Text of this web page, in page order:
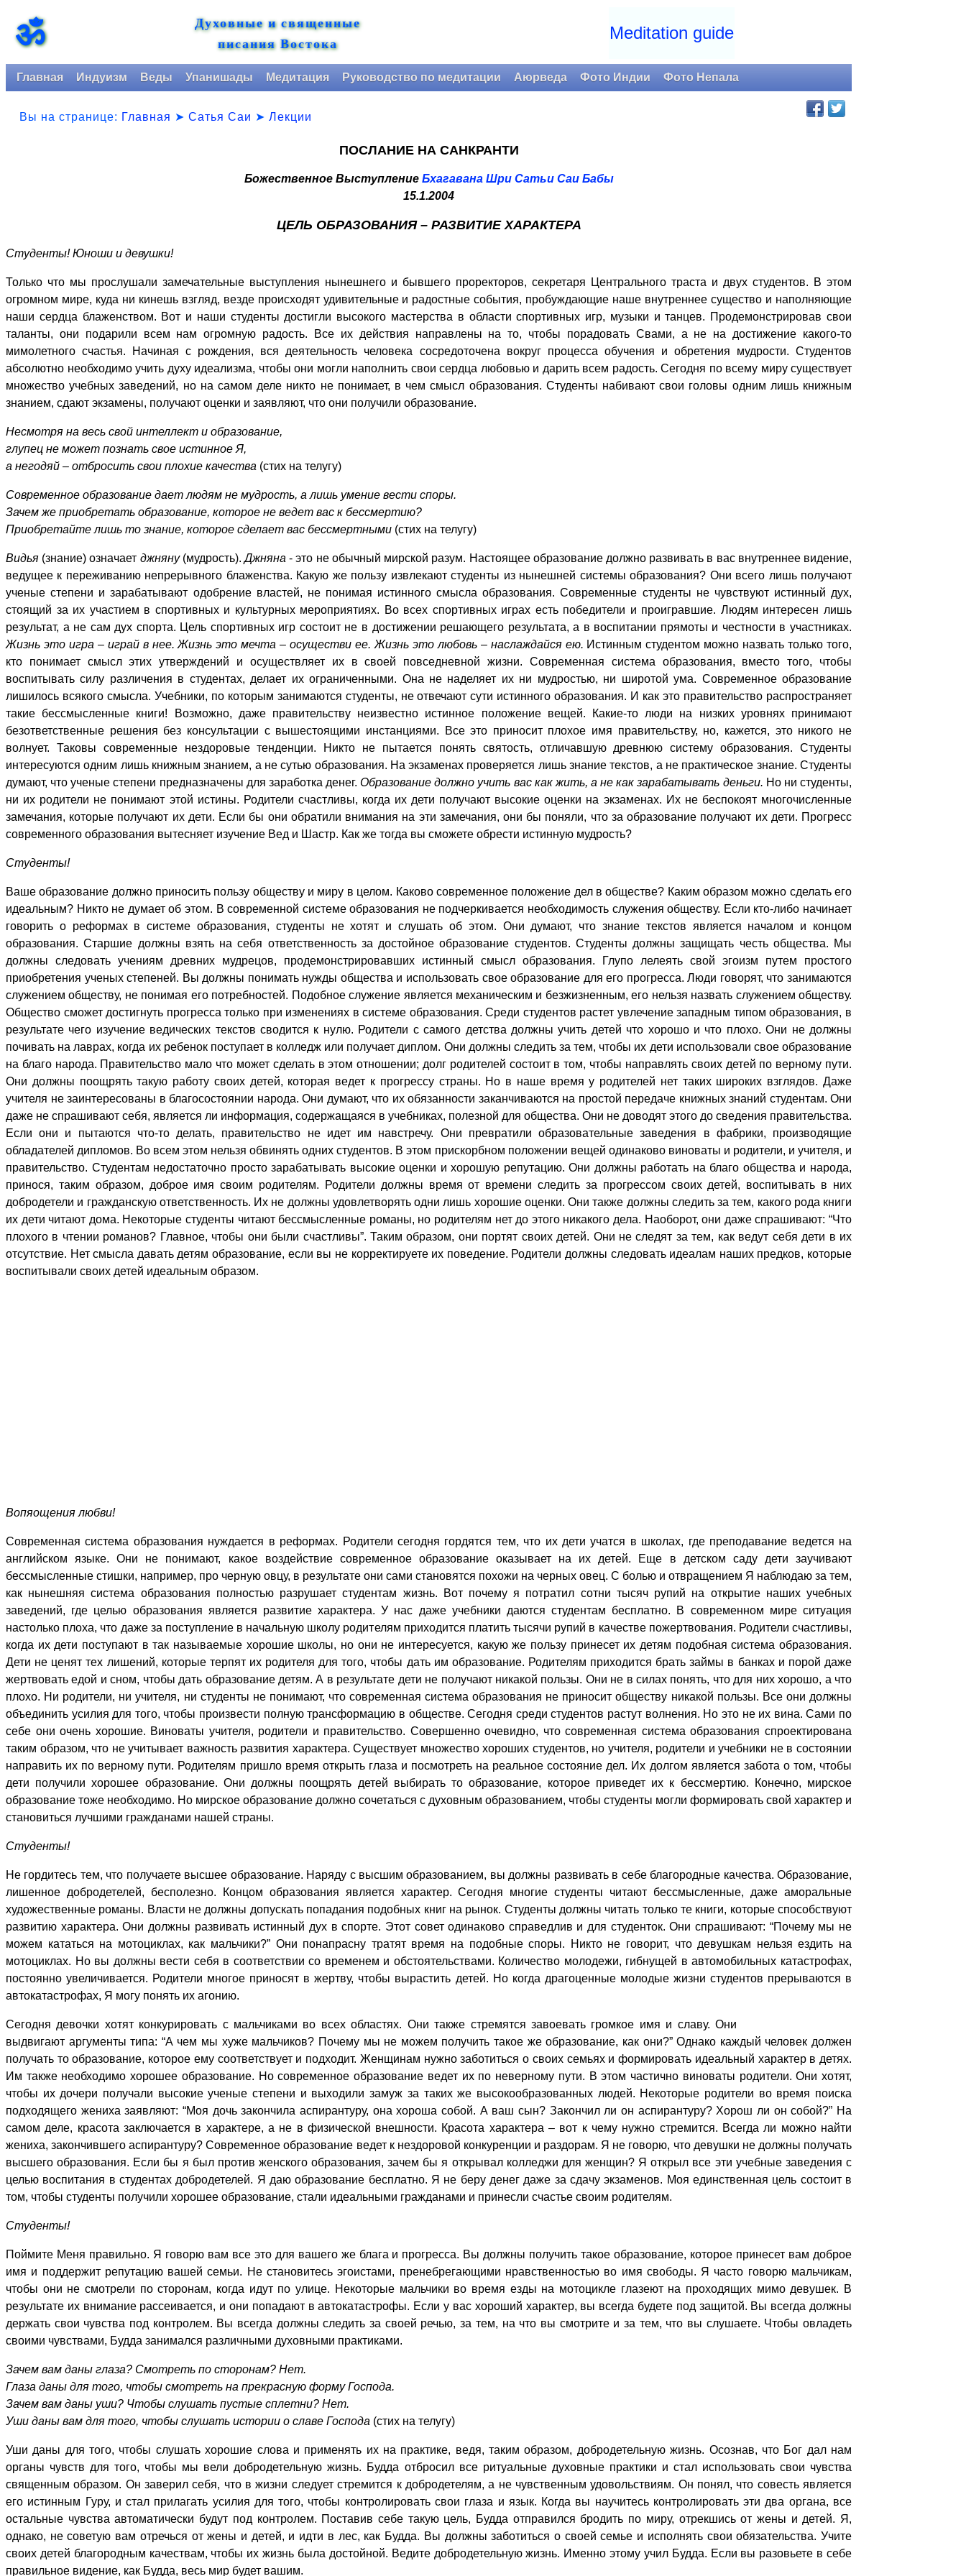
ॐ
Духовные и священные
писания Востока
Meditation guide
Главная Индуизм Веды Упанишады Медитация Руководство по медитации Аюрведа Фото Индии Фото Непала
Вы на странице: Главная ➤ Сатья Саи ➤ Лекции
ПОСЛАНИЕ НА САНКРАНТИ
Божественное Выступление Бхагавана Шри Сатьи Саи Бабы
15.1.2004
ЦЕЛЬ ОБРАЗОВАНИЯ – РАЗВИТИЕ ХАРАКТЕРА
Студенты! Юноши и девушки!
Только что мы прослушали замечательные выступления нынешнего и бывшего проректоров, секретаря Центрального траста и двух студентов. В этом
огромном мире, куда ни кинешь взгляд, везде происходят удивительные и радостные события, пробуждающие наше внутреннее существо и наполняющие
наши сердца блаженством. Вот и наши студенты достигли высокого мастерства в области спортивных игр, музыки и танцев. Продемонстрировав свои
таланты, они подарили всем нам огромную радость. Все их действия направлены на то, чтобы порадовать Свами, а не на достижение какого-то
мимолетного счастья. Начиная с рождения, вся деятельность человека сосредоточена вокруг процесса обучения и обретения мудрости. Студентов
абсолютно необходимо учить духу идеализма, чтобы они могли наполнить свои сердца любовью и дарить всем радость. Сегодня по всему миру существует
множество учебных заведений, но на самом деле никто не понимает, в чем смысл образования. Студенты набивают свои головы одним лишь книжным
знанием, сдают экзамены, получают оценки и заявляют, что они получили образование.
Несмотря на весь свой интеллект и образование,
глупец не может познать свое истинное Я,
а негодяй – отбросить свои плохие качества (стих на телугу)
Современное образование дает людям не мудрость, а лишь умение вести споры.
Зачем же приобретать образование, которое не ведет вас к бессмертию?
Приобретайте лишь то знание, которое сделает вас бессмертными (стих на телугу)
Видья (знание) означает джняну(мудрость).Джняна - это не обычный мирской разум. Настоящее образование должно развивать в вас внутреннее видение,
ведущее к переживанию непрерывного блаженства. Какую же пользу извлекают студенты из нынешней системы образования? Они всего лишь получают
ученые степени и зарабатывают одобрение властей, не понимая истинного смысла образования. Современные студенты не чувствуют истинный дух,
стоящий за их участием в спортивных и культурных мероприятиях. Во всех спортивных играх есть победители и проигравшие. Людям интересен лишь
результат, а не сам дух спорта. Цель спортивных игр состоит не в достижении решающего результата, а в воспитании прямоты и честности в участниках.
Жизнь это игра – играй в нее. Жизнь это мечта – осуществи ее. Жизнь это любовь – наслаждайся ею. Истинным студентом можно назвать только того,
кто понимает смысл этих утверждений и осуществляет их в своей повседневной жизни. Современная система образования, вместо того, чтобы
воспитывать силу различения в студентах, делает их ограниченными. Она не наделяет их ни мудростью, ни широтой ума. Современное образование
лишилось всякого смысла. Учебники, по которым занимаются студенты, не отвечают сути истинного образования. И как это правительство распространяет
такие бессмысленные книги! Возможно, даже правительству неизвестно истинное положение вещей. Какие-то люди на низких уровнях принимают
безответственные решения без консультации с вышестоящими инстанциями. Все это приносит плохое имя правительству, но, кажется, это никого не
волнует. Таковы современные нездоровые тенденции. Никто не пытается понять святость, отличавшую древнюю систему образования. Студенты
интересуются одним лишь книжным знанием, а не сутью образования. На экзаменах проверяется лишь знание текстов, а не практическое знание. Студенты
думают, что ученые степени предназначены для заработка денег.Образование должно учить вас как жить, а не как зарабатывать деньги. Но ни студенты,
ни их родители не понимают этой истины. Родители счастливы, когда их дети получают высокие оценки на экзаменах. Их не беспокоят многочисленные
замечания, которые получают их дети. Если бы они обратили внимания на эти замечания, они бы поняли, что за образование получают их дети. Прогресс
современного образования вытесняет изучение Вед и Шастр. Как же тогда вы сможете обрести истинную мудрость?
Студенты!
Ваше образование должно приносить пользу обществу и миру в целом. Каково современное положение дел в обществе? Каким образом можно сделать его
идеальным? Никто не думает об этом. В современной системе образования не подчеркивается необходимость служения обществу. Если кто-либо начинает
говорить о реформах в системе образования, студенты не хотят и слушать об этом. Они думают, что знание текстов является началом и концом
образования. Старшие должны взять на себя ответственность за достойное образование студентов. Студенты должны защищать честь общества. Мы
должны следовать учениям древних мудрецов, продемонстрировавших истинный смысл образования. Глупо лелеять свой эгоизм путем простого
приобретения ученых степеней. Вы должны понимать нужды общества и использовать свое образование для его прогресса. Люди говорят, что занимаются
служением обществу, не понимая его потребностей. Подобное служение является механическим и безжизненным, его нельзя назвать служением обществу.
Общество сможет достигнуть прогресса только при изменениях в системе образования. Среди студентов растет увлечение западным типом образования, в
результате чего изучение ведических текстов сводится к нулю. Родители с самого детства должны учить детей что хорошо и что плохо. Они не должны
почивать на лаврах, когда их ребенок поступает в колледж или получает диплом. Они должны следить за тем, чтобы их дети использовали свое образование
на благо народа. Правительство мало что может сделать в этом отношении; долг родителей состоит в том, чтобы направлять своих детей по верному пути.
Они должны поощрять такую работу своих детей, которая ведет к прогрессу страны. Но в наше время у родителей нет таких широких взглядов. Даже
учителя не заинтересованы в благосостоянии народа. Они думают, что их обязанности заканчиваются на простой передаче книжных знаний студентам. Они
даже не спрашивают себя, является ли информация, содержащаяся в учебниках, полезной для общества. Они не доводят этого до сведения правительства.
Если они и пытаются что-то делать, правительство не идет им навстречу. Они превратили образовательные заведения в фабрики, производящие
обладателей дипломов. Во всем этом нельзя обвинять одних студентов. В этом прискорбном положении вещей одинаково виноваты и родители, и учителя, и
правительство. Студентам недостаточно просто зарабатывать высокие оценки и хорошую репутацию. Они должны работать на благо общества и народа,
принося, таким образом, доброе имя своим родителям. Родители должны время от времени следить за прогрессом своих детей, воспитывать в них
добродетели и гражданскую ответственность. Их не должны удовлетворять одни лишь хорошие оценки. Они также должны следить за тем, какого рода книги
их дети читают дома. Некоторые студенты читают бессмысленные романы, но родителям нет до этого никакого дела. Наоборот, они даже спрашивают: “Что
плохого в чтении романов? Главное, чтобы они были счастливы”. Таким образом, они портят своих детей. Они не следят за тем, как ведут себя дети в их
отсутствие. Нет смысла давать детям образование, если вы не корректируете их поведение. Родители должны следовать идеалам наших предков, которые
воспитывали своих детей идеальным образом.
Вопяощения любви!
Современная система образования нуждается в реформах. Родители сегодня гордятся тем, что их дети учатся в школах, где преподавание ведется на
английском языке. Они не понимают, какое воздействие современное образование оказывает на их детей. Еще в детском саду дети заучивают
бессмысленные стишки, например, про черную овцу, в результате они сами становятся похожи на черных овец. С болью и отвращением Я наблюдаю за тем,
как нынешняя система образования полностью разрушает студентам жизнь. Вот почему я потратил сотни тысяч рупий на открытие наших учебных
заведений, где целью образования является развитие характера. У нас даже учебники даются студентам бесплатно. В современном мире ситуация
настолько плоха, что даже за поступление в начальную школу родителям приходится платить тысячи рупий в качестве пожертвования. Родители счастливы,
когда их дети поступают в так называемые хорошие школы, но они не интересуется, какую же пользу принесет их детям подобная система образования.
Дети не ценят тех лишений, которые терпят их родителя для того, чтобы дать им образование. Родителям приходится брать займы в банках и порой даже
жертвовать едой и сном, чтобы дать образование детям. А в результате дети не получают никакой пользы. Они не в силах понять, что для них хорошо, а что
плохо. Ни родители, ни учителя, ни студенты не понимают, что современная система образования не приносит обществу никакой пользы. Все они должны
объединить усилия для того, чтобы произвести полную трансформацию в обществе. Сегодня среди студентов растут волнения. Но это не их вина. Сами по
себе они очень хорошие. Виноваты учителя, родители и правительство. Совершенно очевидно, что современная система образования спроектирована
таким образом, что не учитывает важность развития характера. Существует множество хороших студентов, но учителя, родители и учебники не в состоянии
направить их по верному пути. Родителям пришло время открыть глаза и посмотреть на реальное состояние дел. Их долгом является забота о том, чтобы
дети получили хорошее образование. Они должны поощрять детей выбирать то образование, которое приведет их к бессмертию. Конечно, мирское
образование тоже необходимо. Но мирское образование должно сочетаться с духовным образованием, чтобы студенты могли формировать свой характер и
становиться лучшими гражданами нашей страны.
Студенты!
Не гордитесь тем, что получаете высшее образование. Наряду с высшим образованием, вы должны развивать в себе благородные качества. Образование,
лишенное добродетелей, бесполезно. Концом образования является характер. Сегодня многие студенты читают бессмысленные, даже аморальные
художественные романы. Власти не должны допускать попадания подобных книг на рынок. Студенты должны читать только те книги, которые способствуют
развитию характера. Они должны развивать истинный дух в спорте. Этот совет одинаково справедлив и для студенток. Они спрашивают: “Почему мы не
можем кататься на мотоциклах, как мальчики?” Они понапрасну тратят время на подобные споры. Никто не говорит, что девушкам нельзя ездить на
мотоциклах. Но вы должны вести себя в соответствии со временем и обстоятельствами. Количество молодежи, гибнущей в автомобильных катастрофах,
постоянно увеличивается. Родители многое приносят в жертву, чтобы вырастить детей. Но когда драгоценные молодые жизни студентов прерываются в
автокатастрофах, Я могу понять их агонию.
Сегодня девочки хотят конкурировать с мальчиками во всех областях. Они также стремятся завоевать громкое имя и славу. Они
выдвигают аргументы типа: “А чем мы хуже мальчиков? Почему мы не можем получить такое же образование, как они?” Однако каждый человек должен
получать то образование, которое ему соответствует и подходит. Женщинам нужно заботиться о своих семьях и формировать идеальный характер в детях.
Им также необходимо хорошее образование. Но современное образование ведет их по неверному пути. В этом частично виноваты родители. Они хотят,
чтобы их дочери получали высокие ученые степени и выходили замуж за таких же высокообразованных людей. Некоторые родители во время поиска
подходящего жениха заявляют: “Моя дочь закончила аспирантуру, она хороша собой. А ваш сын? Закончил ли он аспирантуру? Хорош ли он собой?” На
самом деле, красота заключается в характере, а не в физической внешности. Красота характера – вот к чему нужно стремится. Всегда ли можно найти
жениха, закончившего аспирантуру? Современное образование ведет к нездоровой конкуренции и раздорам. Я не говорю, что девушки не должны получать
высшего образования. Если бы я был против женского образования, зачем бы я открывал колледжи для женщин? Я открыл все эти учебные заведения с
целью воспитания в студентах добродетелей. Я даю образование бесплатно. Я не беру денег даже за сдачу экзаменов. Моя единственная цель состоит в
том, чтобы студенты получили хорошее образование, стали идеальными гражданами и принесли счастье своим родителям.
Студенты!
Поймите Меня правильно. Я говорю вам все это для вашего же блага и прогресса. Вы должны получить такое образование, которое принесет вам доброе
имя и поддержит репутацию вашей семьи. Не становитесь эгоистами, пренебрегающими нравственностью во имя свободы. Я часто говорю мальчикам,
чтобы они не смотрели по сторонам, когда идут по улице. Некоторые мальчики во время езды на мотоцикле глазеют на проходящих мимо девушек. В
результате их внимание рассеивается, и они попадают в автокатастрофы. Если у вас хороший характер, вы всегда будете под защитой. Вы всегда должны
держать свои чувства под контролем. Вы всегда должны следить за своей речью, за тем, на что вы смотрите и за тем, что вы слушаете. Чтобы овладеть
своими чувствами, Будда занимался различными духовными практиками.
Зачем вам даны глаза? Смотреть по сторонам? Нет.
Глаза даны для того, чтобы смотреть на прекрасную форму Господа.
Зачем вам даны уши? Чтобы слушать пустые сплетни? Нет.
Уши даны вам для того, чтобы слушать истории о славе Господа (стих на телугу)
Уши даны для того, чтобы слушать хорошие слова и применять их на практике, ведя, таким образом, добродетельную жизнь. Осознав, что Бог дал нам
органы чувств для того, чтобы мы вели добродетельную жизнь. Будда отбросил все ритуальные духовные практики и стал использовать свои чувства
священным образом. Он заверил себя, что в жизни следует стремится к добродетелям, а не чувственным удовольствиям. Он понял, что совесть является
его истинным Гуру, и стал прилагать усилия для того, чтобы контролировать свои глаза и язык. Когда вы научитесь контролировать эти два органа, все
остальные чувства автоматически будут под контролем. Поставив себе такую цель, Будда отправился бродить по миру, отрекшись от жены и детей. Я,
однако, не советую вам отречься от жены и детей, и идти в лес, как Будда. Вы должны заботиться о своей семье и исполнять свои обязательства. Учите
своих детей благородным качествам, чтобы их жизнь была достойной. Ведите добродетельную жизнь. Именно этому учил Будда. Если вы разовьете в себе
правильное видение, как Будда, весь мир будет вашим.